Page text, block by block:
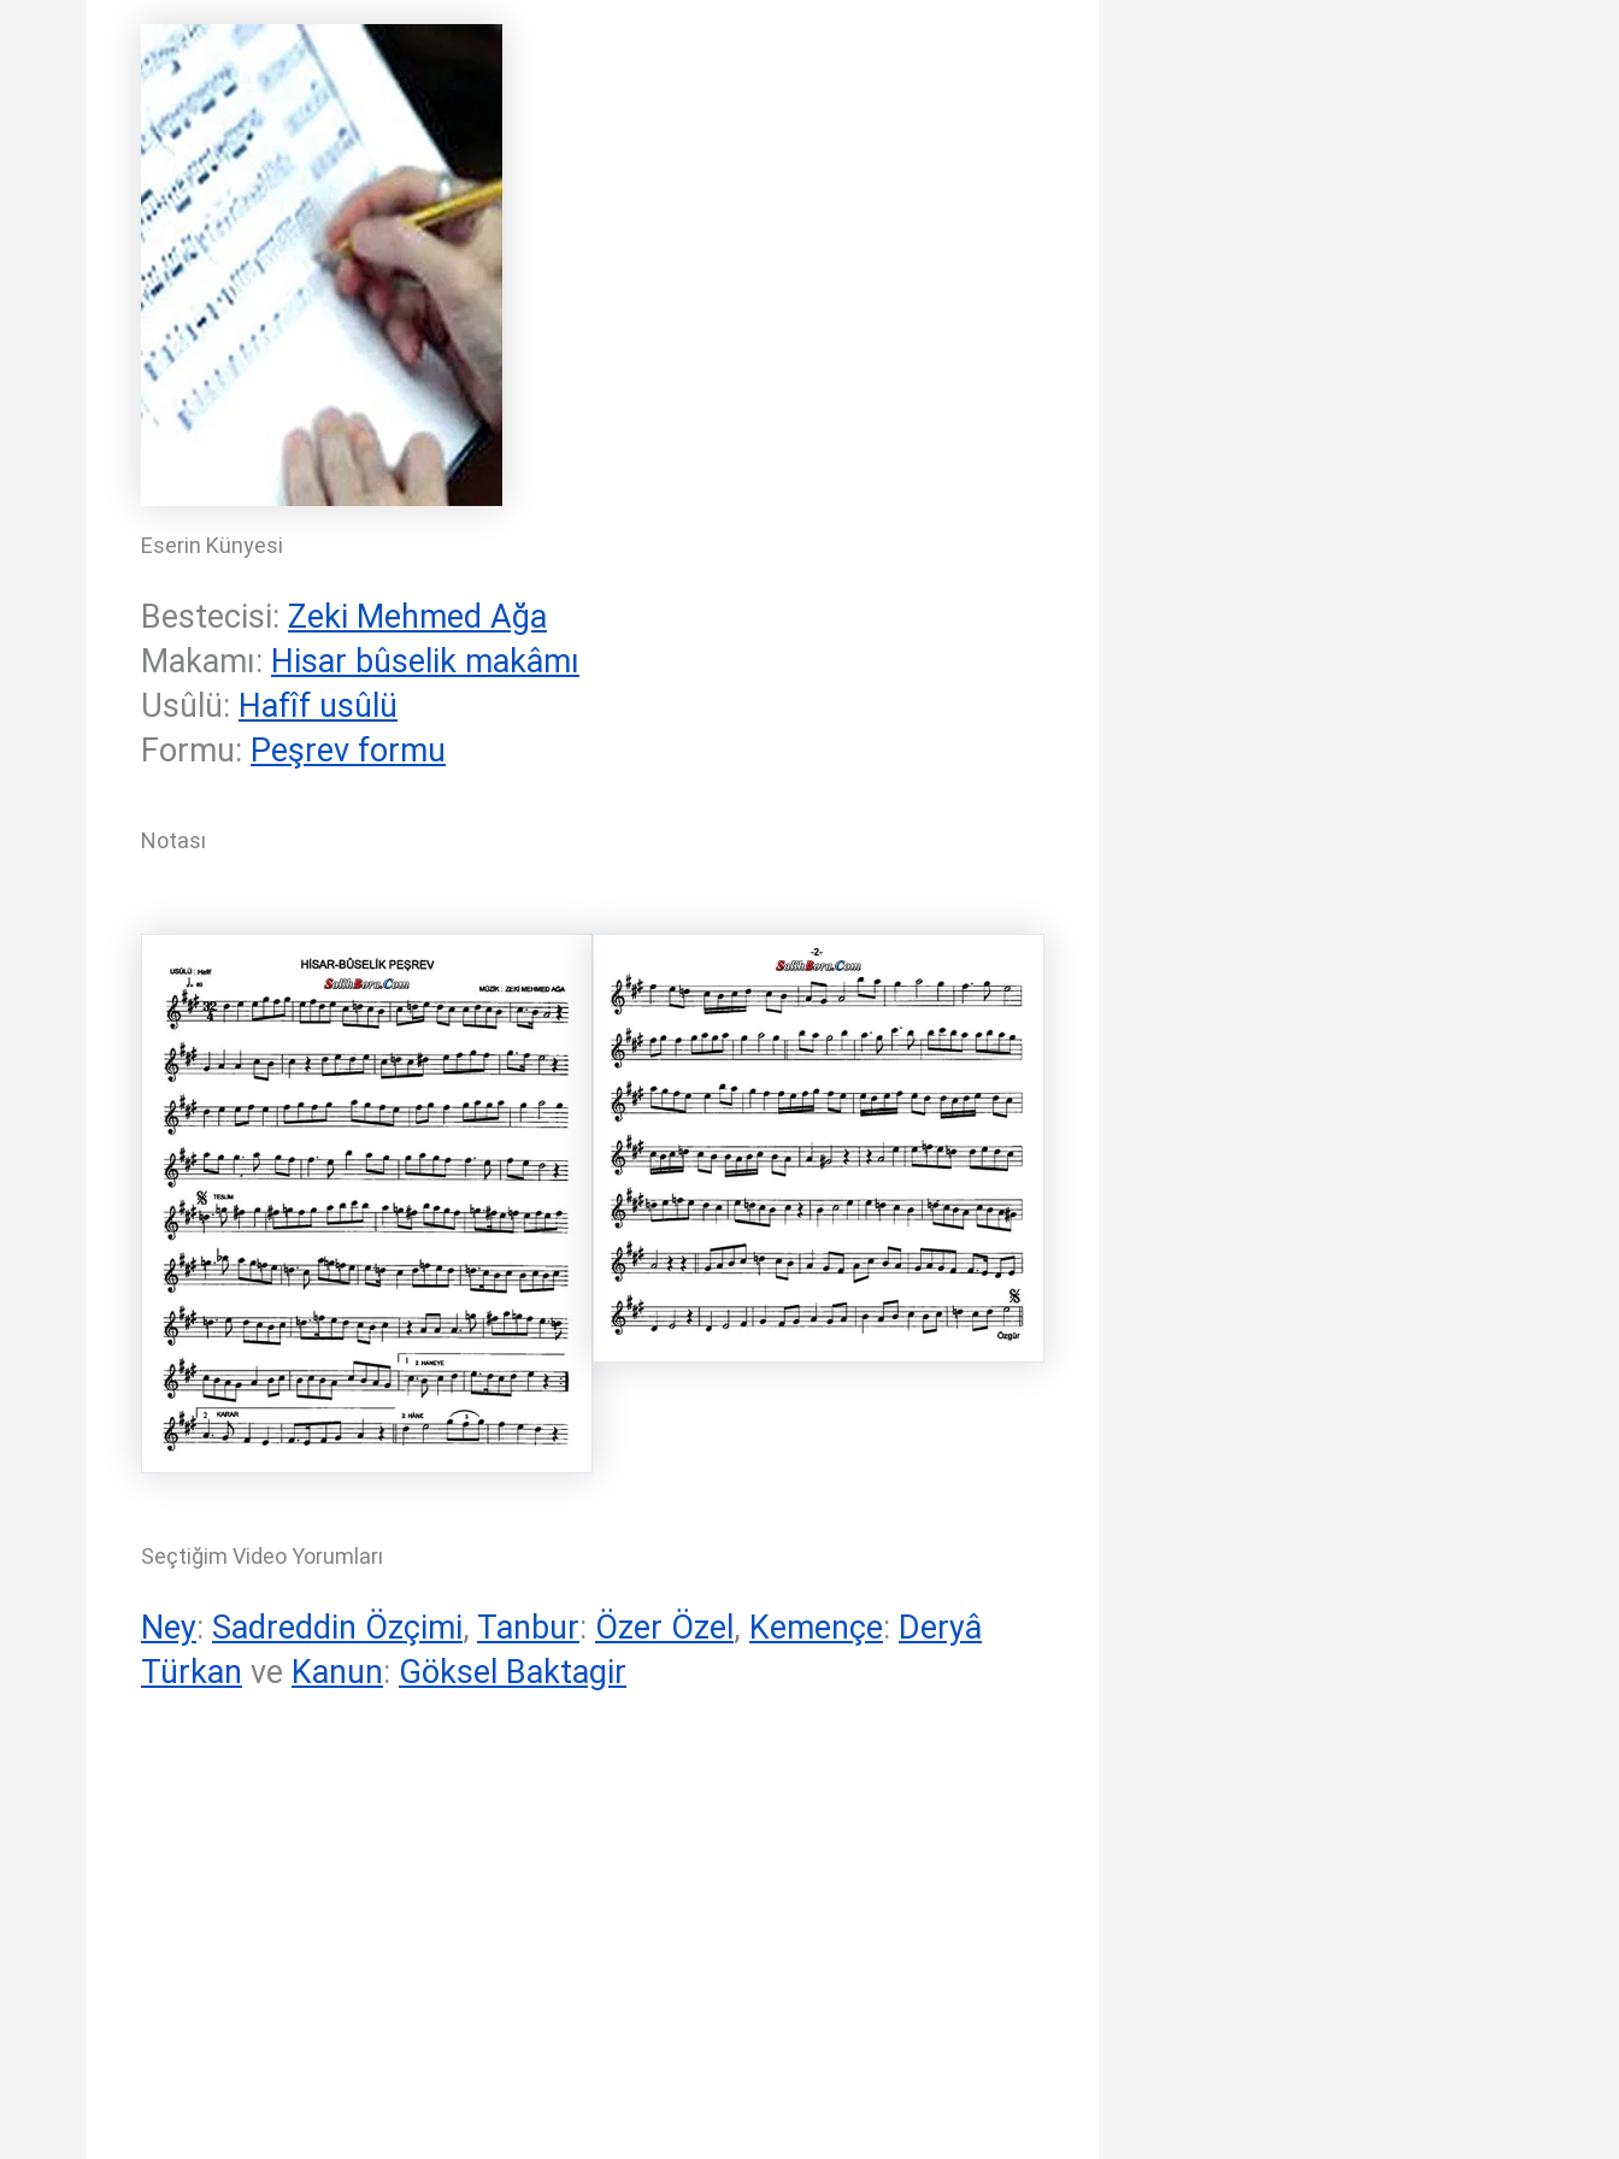
Eserin Künyesi
Bestecisi: Zeki Mehmed Ağa
Makamı: Hisar bûselik makâmı
Usûlü: Hafîf usûlü
Formu: Peşrev formu
Notası
Seçtiğim Video Yorumları
Ney: Sadreddin Özçimi, Tanbur: Özer Özel , Kemençe: Deryâ
Türkan ve Kanun: Göksel Baktagir